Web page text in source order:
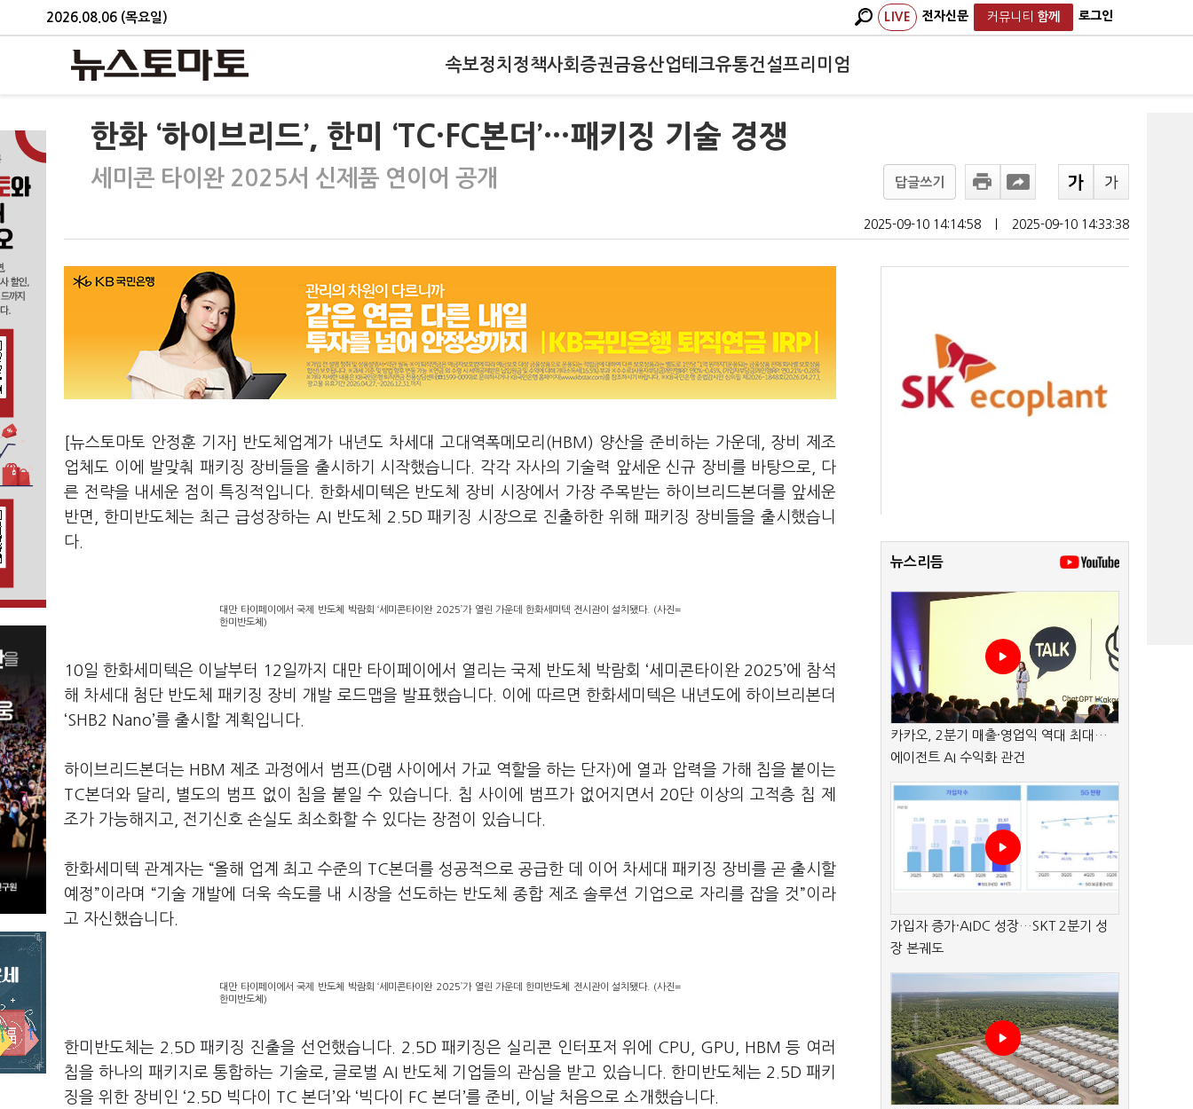
2026.08.06 (목요일) LIVE 전자신문 커뮤니티 함께 로그인
속보정치 정책사회 증권금융산업테크유통건설프리미엄
한화 ‘하이브리드’, 한미 ‘TC·FC본더’…패키징 기술 경쟁
세미콘 타이완 2025서 신제품 연이어 공개 답글쓰기
2025-09-10 14:14:58 2025-09-10 14:33:38
[뉴스토마토 안정훈 기자] 반도체업계가 내년도 차세대 고대역폭메모리(HBM) 양산을 준비하는 가운데, 장비 제조
업체도 이에 발맞춰 패키징 장비들을 출시하기 시작했습니다. 각각 자사의 기술력 앞세운 신규 장비를 바탕으로, 다
른 전략을 내세운 점이 특징적입니다. 한화세미텍은 반도체 장비 시장에서 가장 주목받는 하이브리드본더를 앞세운
반면, 한미반도체는 최근 급성장하는 AI 반도체 2.5D 패키징 시장으로 진출하한 위해 패키징 장비들을 출시했습니
다.
대만 타이페이에서 국제 반도체 박람회 ‘세미콘타이완 2025’가 열린 가운데 한화세미텍 전시관이 설치됐다. (사진=
한미반도체)
10일 한화세미텍은 이날부터 12일까지 대만 타이페이에서 열리는 국제 반도체 박람회 ‘세미콘타이완 2025’에 참석
해 차세대 첨단 반도체 패키징 장비 개발 로드맵을 발표했습니다. 이에 따르면 한화세미텍은 내년도에 하이브리본더
‘SHB2 Nano’를 출시할 계획입니다.
하이브리드본더는 HBM 제조 과정에서 범프(D램 사이에서 가교 역할을 하는 단자)에 열과 압력을 가해 칩을 붙이는
TC본더와 달리, 별도의 범프 없이 칩을 붙일 수 있습니다. 칩 사이에 범프가 없어지면서 20단 이상의 고적층 칩 제
조가 가능해지고, 전기신호 손실도 최소화할 수 있다는 장점이 있습니다.
한화세미텍 관계자는 “올해 업계 최고 수준의 TC본더를 성공적으로 공급한 데 이어 차세대 패키징 장비를 곧 출시할
예정”이라며 “기술 개발에 더욱 속도를 내 시장을 선도하는 반도체 종합 제조 솔루션 기업으로 자리를 잡을 것”이라
고 자신했습니다.
대만 타이페이에서 국제 반도체 박람회 ‘세미콘타이완 2025’가 열린 가운데 한미반도체 전시관이 설치됐다. (사진=
한미반도체)
한미반도체는 2.5D 패키징 진출을 선언했습니다. 2.5D 패키징은 실리콘 인터포저 위에 CPU, GPU, HBM 등 여러
칩을 하나의 패키지로 통합하는 기술로, 글로벌 AI 반도체 기업들의 관심을 받고 있습니다. 한미반도체는 2.5D 패키
징을 위한 장비인 ‘2.5D 빅다이 TC 본더’와 ‘빅다이 FC 본더’를 준비, 이날 처음으로 소개했습니다.
뉴스리듬
카카오, 2분기 매출·영업익 역대 최대…
에이전트 AI 수익화 관건
가입자 증가·AIDC 성장…SKT 2분기 성
장 본궤도